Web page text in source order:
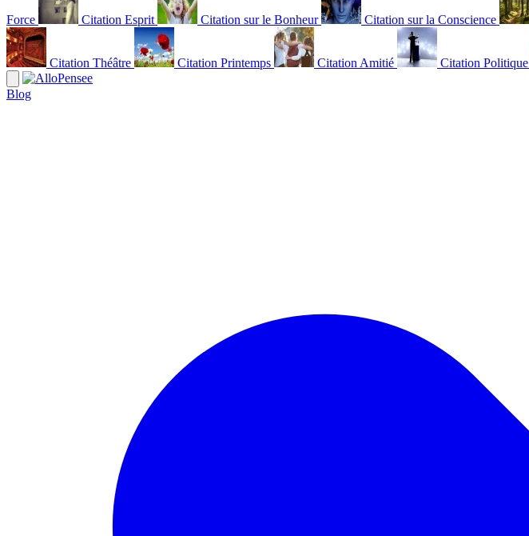
Force Citation Esprit Citation sur le Bonheur Citation sur la Conscience
Citation Théâtre Citation Printemps Citation Amitié Citation Politique
Blog